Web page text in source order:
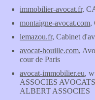
immobilier-avocat.fr,
montaigne-avocat.com,
lemazou.fr, Cabinet
avocat-houille.com,
cour de Paris
avocat-immobilier.eu,
ASSOCIES
ALBERT ASSOCIES